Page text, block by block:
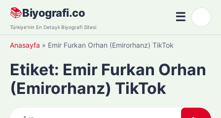
Skip
content
📚Biyografi.co
Türkiye'nin En Detaylı Biyografi Sitesi
☰Menü
Anasayfa » Emir Furkan Orhan (Emirorhanz) TikTok
Etiket: Emir Furkan Orhan
(Emirorhanz) TikTok